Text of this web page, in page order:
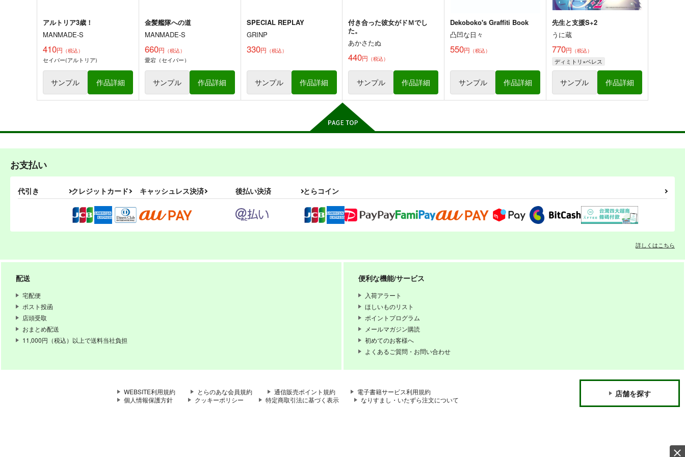
アルトリア3歳！
MANMADE-S
410円 （税込）
セイバー(アルトリア)
サンプル 作品詳細
金髪艦隊への道
MANMADE-S
660円 （税込）
愛宕（セイバー）
サンプル 作品詳細
SPECIAL REPLAY
GRINP
330円 （税込）
サンプル 作品詳細
付き合った彼女がドＭでし
た。
あかさたぬ
440円 （税込）
サンプル 作品詳細
Dekoboko's Graffiti Book
凸凹な日々
550円 （税込）
サンプル 作品詳細
先生と支援S+2
うに蔵
770円 （税込）
ディミトリ×ベレス
サンプル 作品詳細
お支払い
代引き クレジットカード キャッシュレス決済 後払い決済 とらコイン
詳しくはこちら
配送
宅配便
ポスト投函
店頭受取
おまとめ配送
11,000円（税込）以上で送料当社負担
便利な機能/サービス
入荷アラート
ほしいものリスト
ポイントプログラム
メールマガジン購読
初めてのお客様へ
よくあるご質問・お問い合わせ
WEBSITE利用規約 とらのあな会員規約 通信販売ポイント規約
電子書籍サービス利用規約
個人情報保護方針
クッキーポリシー 特定商取引法に基づく表示 なりすまし・いたずら注文について
店舗を探す